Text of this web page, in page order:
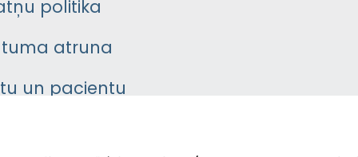
politika
atruna
un pacientu